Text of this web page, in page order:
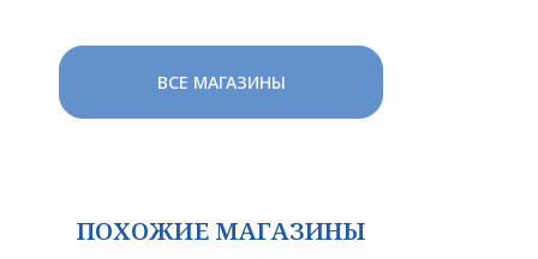
ВСЕ МАГАЗИНЫ
ПОХОЖИЕ МАГАЗИНЫ